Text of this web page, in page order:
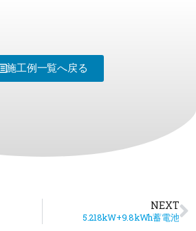
施工例一覧へ戻る
NEXT
5.218kW+9.8kWh蓄電池